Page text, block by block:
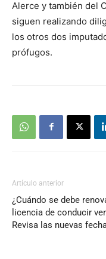
Alerce y también del
siguen realizando
los otros dos
prófugos.
Artículo anterior
¿Cuándo se debe
licencia de conducir
Revisa las nuevas